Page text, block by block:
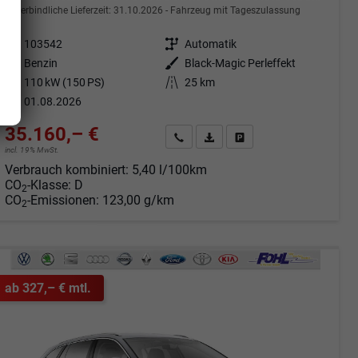
unverbindliche Lieferzeit: 31.10.2026 Fahrzeug mit Tageszulassung
103542 Getriebe Automatik
Benzin Außenfarbe
Black-Magic Perleffekt
110 kW (150 PS) Kilometerstand 25 km
01.08.2026
35.160,– €
incl. 19% MwSt.
Angebot anfordern
Fahrzeugexpose (PDF)
Fahrzeug parken
Verbrauch kombiniert: 5,40 l/100km
CO2-Klasse: D
CO2-Emissionen: 123,00 g/km
ab 327,– € mtl.